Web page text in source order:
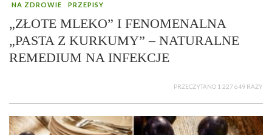
NA ZDROWIE PRZEPISY
„ZŁOTE MLEKO” I FENOMENALNA
„PASTA Z KURKUMY” – NATURALNE
REMEDIUM NA INFEKCJE
PRZECZYTANO 1 227 649 RAZY